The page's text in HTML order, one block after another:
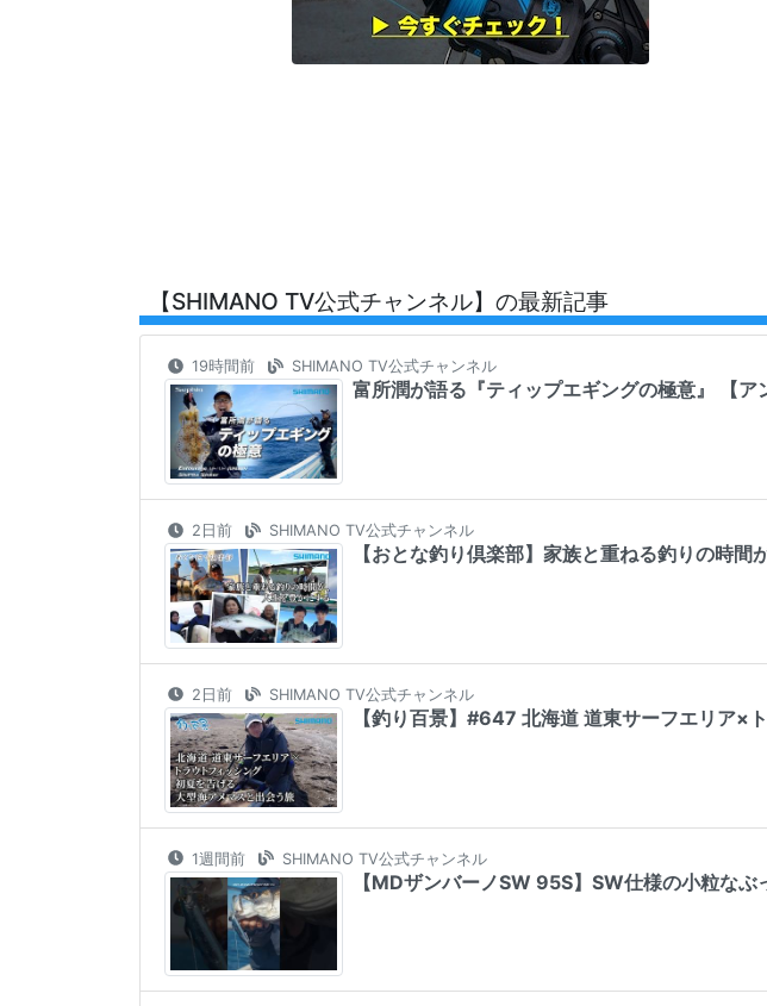
【SHIMANO TV公式チャンネル】の最新記事
19時間前 SHIMANO TV公式チャンネル
富所潤が語る『ティップエギングの極意』 【
2日前 SHIMANO TV公式チャンネル
【おとな釣り倶楽部】家族と重ねる釣りの時間
2日前 SHIMANO TV公式チャンネル
【釣り百景】#647 北海道 道東サーフエリア×
1週間前 SHIMANO TV公式チャンネル
【MDザンバーノSW 95S】SW仕様の小粒なぶ